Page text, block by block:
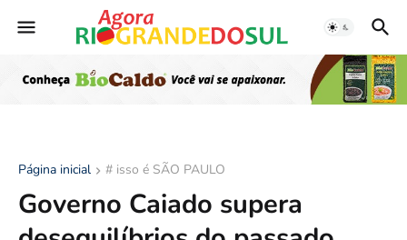
Página inicial # isso é SÃO PAULO
Governo Caiado supera